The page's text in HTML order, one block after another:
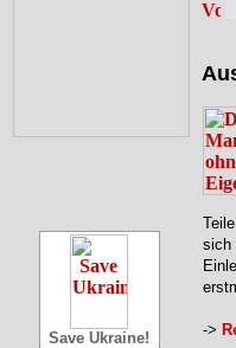
Save Ukraine!
sich
->